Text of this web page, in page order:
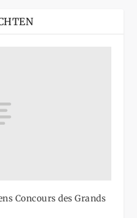
Concours des Grands